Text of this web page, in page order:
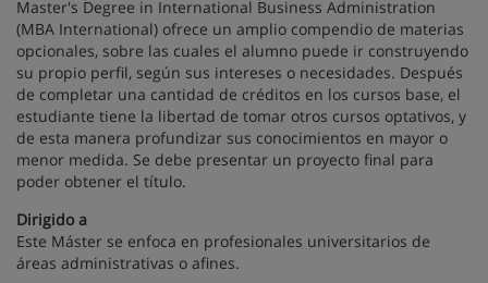
Master's Degree in International Business Administration
(MBA International) ofrece un amplio compendio de materias
opcionales, sobre las cuales el alumno puede ir construyendo
su propio perfil, según sus intereses o necesidades. Después
de completar una cantidad de créditos en los cursos base, el
estudiante tiene la libertad de tomar otros cursos optativos, y
de esta manera profundizar sus conocimientos en mayor o
menor medida. Se debe presentar un proyecto final para
poder obtener el título.
Dirigido a
Este Máster se enfoca en profesionales universitarios de
áreas administrativas o afines.